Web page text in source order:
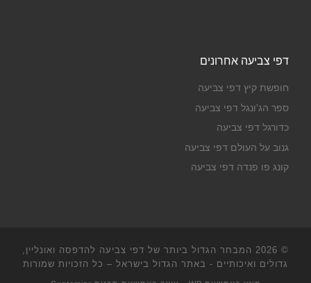
דפי צביעה אחרונים
חופשת קיץ דפי צביעה
ספר הג'ונגל דפי צביעה
כדורגל דפי צביעה
גנוב על העולם דפי צביעה
קונג פו פנדה דפי צביעה
© 2026
המבחר הגדול ביותר של דפי צביעה להדפסה ואונליין,
גדולים ואיכותיים - באתר הגדול בישראל – כל הזכויות שמורות